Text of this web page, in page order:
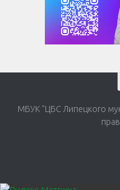
МБУК "ЦБС Липецкого